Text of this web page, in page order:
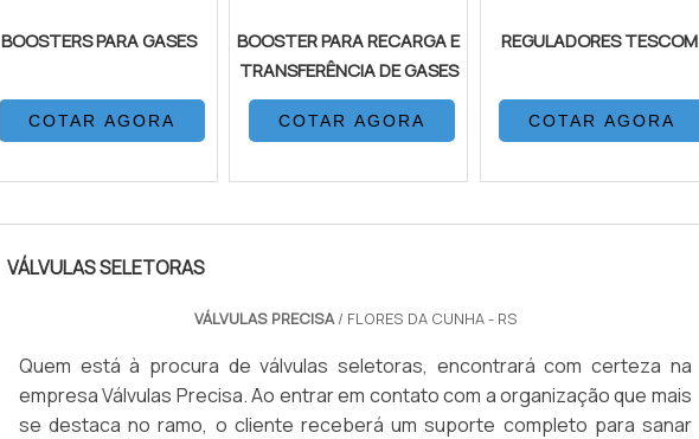
BOOSTERS PARA GASES
COTAR AGORA
BOOSTER PARA RECARGA E
TRANSFERÊNCIA DE GASES
COTAR AGORA
REGULADORES TESCOM
COTAR AGORA
VÁLVULAS SELETORAS
VÁLVULAS PRECISA/ FLORES DA CUNHA - RS
Quem está à procura de válvulas seletoras, encontrará com certeza na
empresa Válvulas Precisa. Ao entrar em contato com a organização que mais
se destaca no ramo, o cliente receberá um suporte completo para sanar